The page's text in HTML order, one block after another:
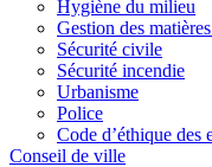
Hygiène du milieu
Gestion des
Sécurité civile
Sécurité incendie
Urbanisme
Police
Code d’éthique des
Conseil de ville